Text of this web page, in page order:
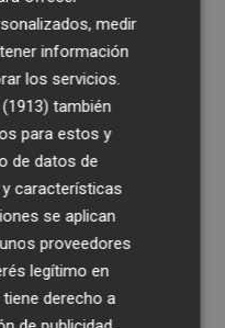
medir
información
los servicios.
también
para estos y
de datos de
características
se aplican
proveedores
legítimo en
derecho a